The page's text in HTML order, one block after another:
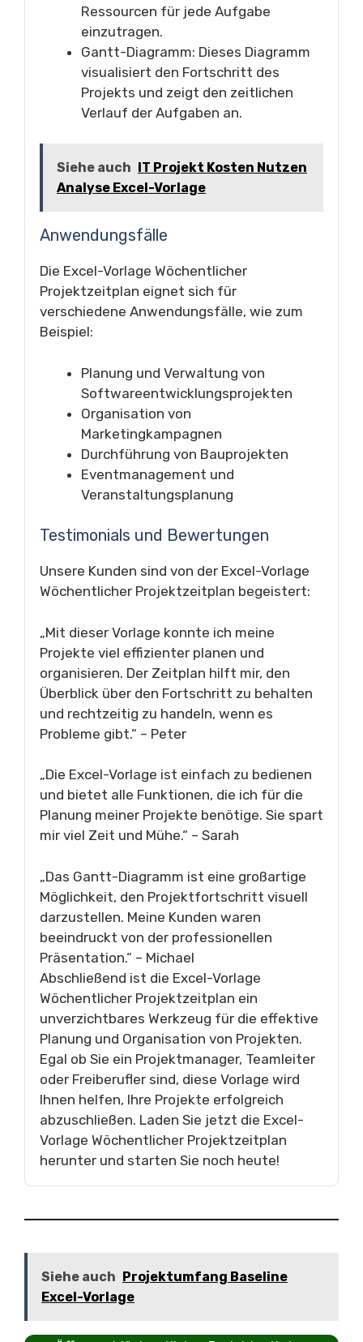
Ressourcen für jede Aufgabe
einzutragen.
Gantt-Diagramm: Dieses Diagramm
visualisiert den Fortschritt des
Projekts und zeigt den zeitlichen
Verlauf der Aufgaben an.
Siehe auch IT Projekt Kosten Nutzen
Analyse Excel-Vorlage
Anwendungsfälle
Die Excel-Vorlage Wöchentlicher
Projektzeitplan eignet sich für
verschiedene Anwendungsfälle, wie zum
Beispiel:
Planung und Verwaltung von
Softwareentwicklungsprojekten
Organisation von
Marketingkampagnen
Durchführung von Bauprojekten
Eventmanagement und
Veranstaltungsplanung
Testimonials und Bewertungen
Unsere Kunden sind von der Excel-Vorlage
Wöchentlicher Projektzeitplan begeistert:
„Mit dieser Vorlage konnte ich meine
Projekte viel effizienter planen und
organisieren. Der Zeitplan hilft mir, den
Überblick über den Fortschritt zu behalten
und rechtzeitig zu handeln, wenn es
Probleme gibt.“ – Peter
„Die Excel-Vorlage ist einfach zu bedienen
und bietet alle Funktionen, die ich für die
Planung meiner Projekte benötige. Sie spart
mir viel Zeit und Mühe.“ – Sarah
„Das Gantt-Diagramm ist eine großartige
Möglichkeit, den Projektfortschritt visuell
darzustellen. Meine Kunden waren
beeindruckt von der professionellen
Präsentation.“ – Michael
Abschließend ist die Excel-Vorlage
Wöchentlicher Projektzeitplan ein
unverzichtbares Werkzeug für die effektive
Planung und Organisation von Projekten.
Egal ob Sie ein Projektmanager, Teamleiter
oder Freiberufler sind, diese Vorlage wird
Ihnen helfen, Ihre Projekte erfolgreich
abzuschließen. Laden Sie jetzt die Excel-
Vorlage Wöchentlicher Projektzeitplan
herunter und starten Sie noch heute!
Siehe auch Projektumfang Baseline
Excel-Vorlage